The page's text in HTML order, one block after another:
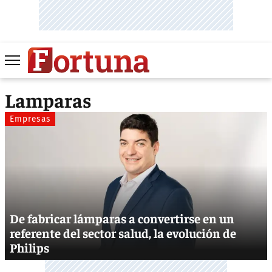
Lamparas
Empresas
De fabricar lámparas a convertirse en un
referente del sector salud, la evolución de
Philips